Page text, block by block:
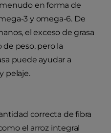
en forma de
3 y omega-6. De
el exceso de grasa
peso, pero la
puede ayudar a
pelaje.
correcta de fibra
el arroz integral